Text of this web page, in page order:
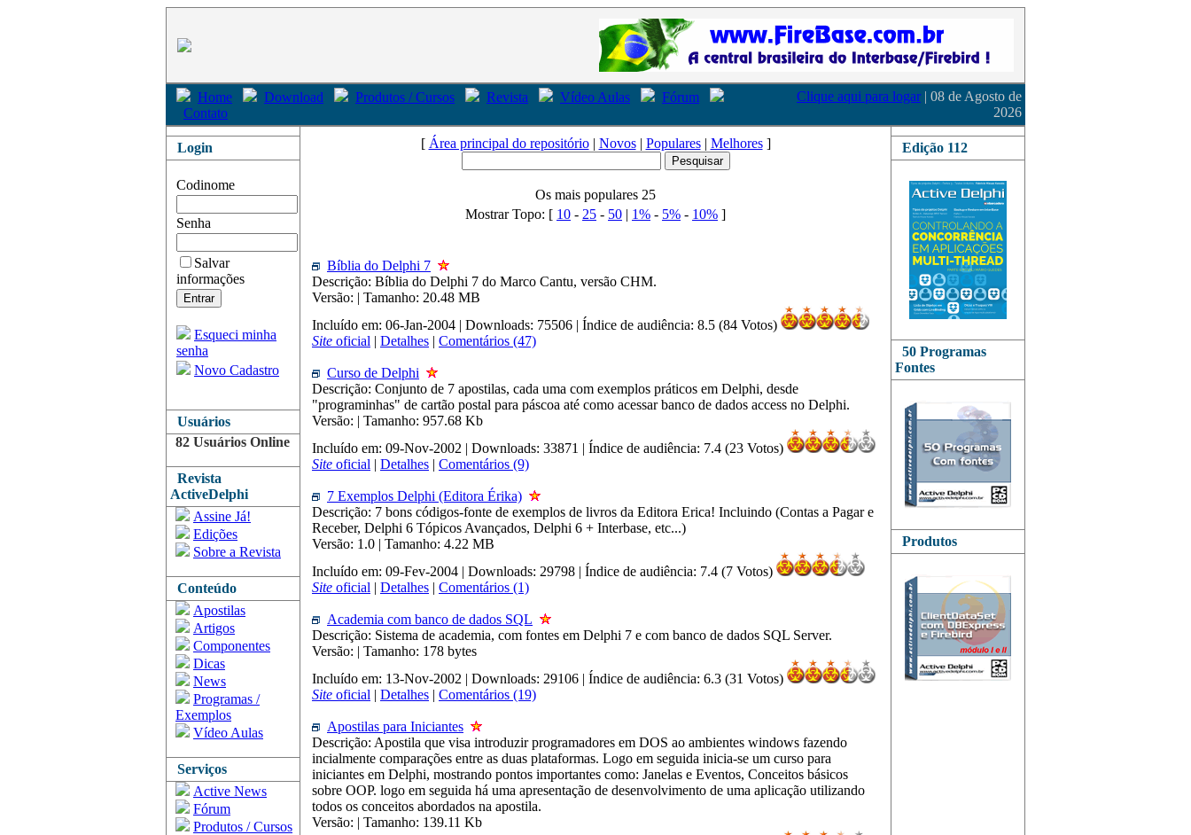
Home Download Produtos / Cursos Revista Vídeo Aulas
Fórum
Contato
Clique aqui para logar | 08 de Agosto de
2026
Login
Codinome
Senha
Salvar
informações
Esqueci minha
senha
Novo Cadastro
Usuários
82 Usuários Online
Revista
ActiveDelphi
Assine Já!
Edições
Sobre a Revista
Conteúdo
Apostilas
Artigos
Componentes
Dicas
News
Programas /
Exemplos
Vídeo Aulas
Serviços
Active News
Fórum
Produtos / Cursos
[ Área principal do repositório| Novos| Populares| Melhores]
Os mais populares 25
Mostrar Topo: [ 10 - 25 - 50 | 1% - 5% - 10% ]
Bíblia do Delphi 7
Descrição: Bíblia do Delphi 7 do Marco Cantu, versão CHM.
Versão: | Tamanho: 20.48 MB
Incluído em: 06-Jan-2004 | Downloads: 75506 | Índice de audiência: 8.5 (84 Votos)
Site oficial | Detalhes | Comentários (47)
Curso de Delphi
Descrição: Conjunto de 7 apostilas, cada uma com exemplos práticos em Delphi, desde
"programinhas" de cartão postal para páscoa até como acessar banco de dados access no Delphi.
Versão: | Tamanho: 957.68 Kb
Incluído em: 09-Nov-2002 | Downloads: 33871 | Índice de audiência: 7.4 (23 Votos)
Site oficial | Detalhes | Comentários (9)
7 Exemplos Delphi (Editora Érika)
Descrição: 7 bons códigos-fonte de exemplos de livros da Editora Erica! Incluindo (Contas a Pagar e
Receber, Delphi 6 Tópicos Avançados, Delphi 6 + Interbase, etc...)
Versão: 1.0 | Tamanho: 4.22 MB
Incluído em: 09-Fev-2004 | Downloads: 29798 | Índice de audiência: 7.4 (7 Votos)
Site oficial | Detalhes | Comentários (1)
Academia com banco de dados SQL
Descrição: Sistema de academia, com fontes em Delphi 7 e com banco de dados SQL Server.
Versão: | Tamanho: 178 bytes
Incluído em: 13-Nov-2002 | Downloads: 29106 | Índice de audiência: 6.3 (31 Votos)
Site oficial | Detalhes | Comentários (19)
Apostilas para Iniciantes
Descrição: Apostila que visa introduzir programadores em DOS ao ambientes windows fazendo
incialmente comparações entre as duas plataformas. Logo em seguida inicia-se um curso para
iniciantes em Delphi, mostrando pontos importantes como: Janelas e Eventos, Conceitos básicos
sobre OOP. logo em seguida há uma apresentação de desenvolvimento de uma aplicação utilizando
todos os conceitos abordados na apostila.
Versão: | Tamanho: 139.11 Kb
Edição 112
50 Programas
Fontes
Produtos